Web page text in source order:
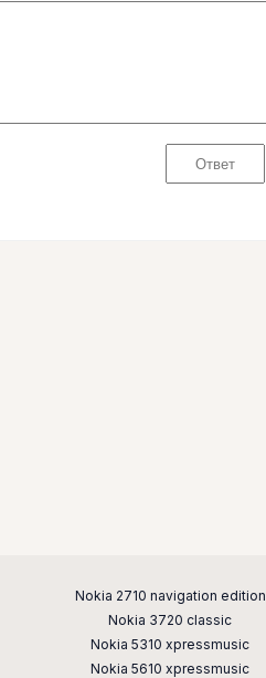
Nokia 2710 navigation edition
Nokia 3720 classic
Nokia 5310 xpressmusic
Nokia 5610 xpressmusic